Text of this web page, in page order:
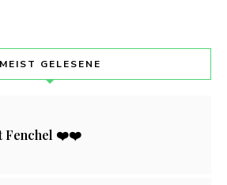
MEIST GELESENE
Fenchel ❤️❤️